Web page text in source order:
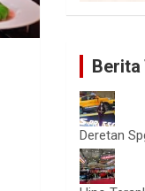
Berita
Deretan